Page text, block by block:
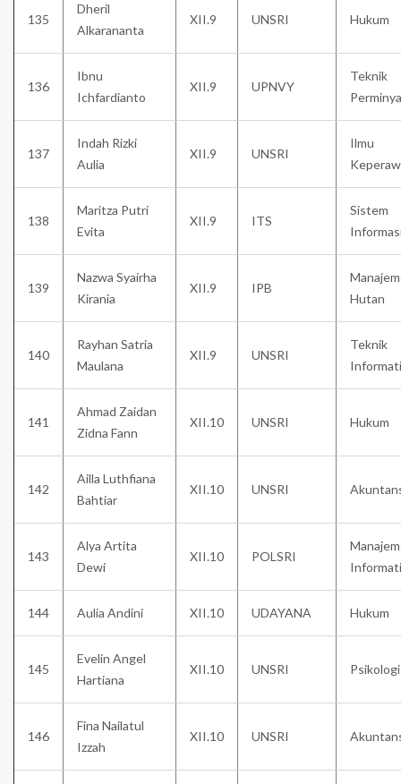
135
Dheril
Alkarananta
XII.9 UNSRI Hukum
136
Ibnu
Ichfardianto
XII.9 UPNVY
Teknik
137
Indah Rizki
Aulia
XII.9 UNSRI
Ilmu
138
Maritza Putri
Evita
XII.9 ITS
Sistem
139
Nazwa Syairha
Kirania
XII.9 IPB
Hutan
140
Rayhan Satria
Maulana
XII.9 UNSRI
Teknik
141
Ahmad Zaidan
Zidna Fann
XII.10 UNSRI Hukum
142
Ailla Luthfiana
Bahtiar
XII.10 UNSRI
143
Alya Artita
Dewi
XII.10 POLSRI
144 Aulia Andini XII.10 UDAYANA Hukum
145
Evelin Angel
Hartiana
XII.10 UNSRI Psikologi
146
Fina Nailatul
Izzah
XII.10 UNSRI